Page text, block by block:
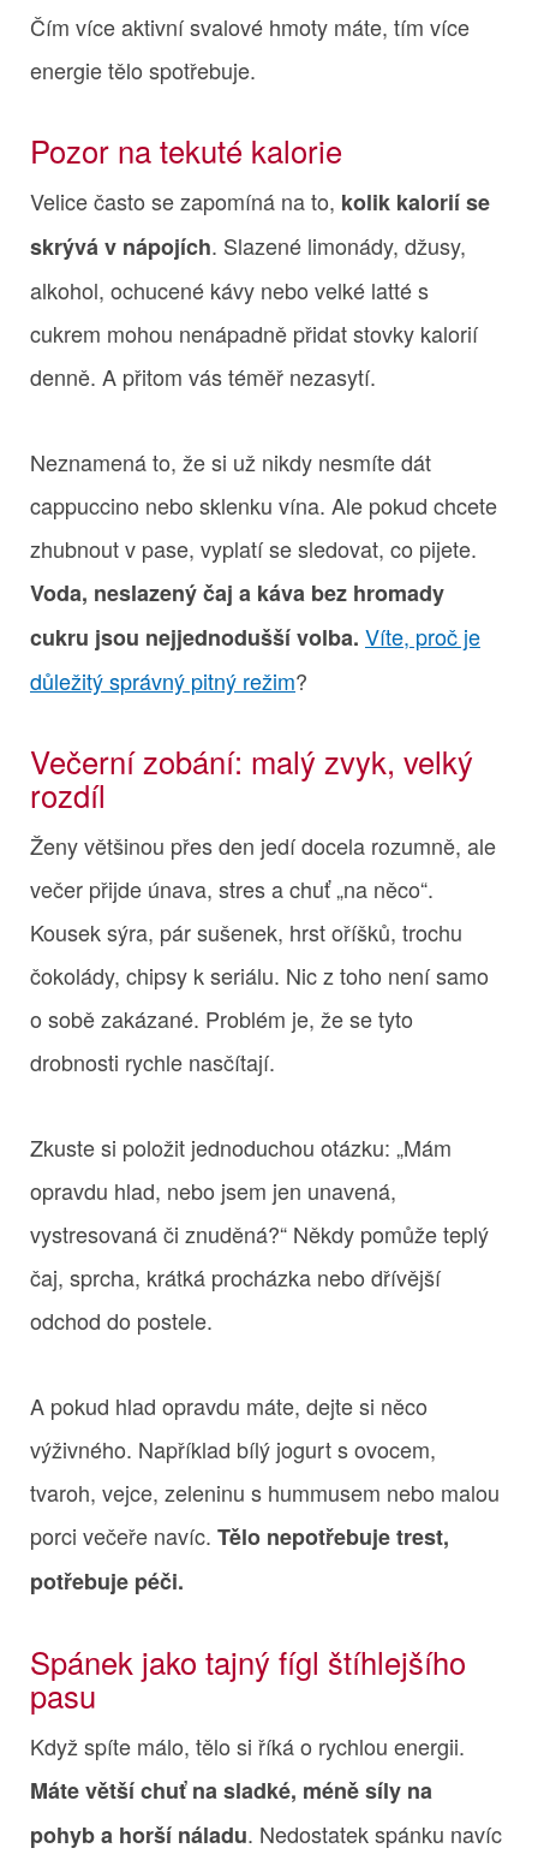
Čím více aktivní svalové hmoty máte, tím více
energie tělo spotřebuje.
Pozor na tekuté kalorie
Velice často se zapomíná na to, kolik kalorií se
skrývá v nápojích. Slazené limonády, džusy,
alkohol, ochucené kávy nebo velké latté s
cukrem mohou nenápadně přidat stovky kalorií
denně. A přitom vás téměř nezasytí.
Neznamená to, že si už nikdy nesmíte dát
cappuccino nebo sklenku vína. Ale pokud chcete
zhubnout v pase, vyplatí se sledovat, co pijete.
Voda, neslazený čaj a káva bez hromady
cukru jsou nejjednodušší volba. Víte, proč je
důležitý správný pitný režim?
Večerní zobání: malý zvyk, velký
rozdíl
Ženy většinou přes den jedí docela rozumně, ale
večer přijde únava, stres a chuť „na něco“.
Kousek sýra, pár sušenek, hrst oříšků, trochu
čokolády, chipsy k seriálu. Nic z toho není samo
o sobě zakázané. Problém je, že se tyto
drobnosti rychle nasčítají.
Zkuste si položit jednoduchou otázku: „Mám
opravdu hlad, nebo jsem jen unavená,
vystresovaná či znuděná?“ Někdy pomůže teplý
čaj, sprcha, krátká procházka nebo dřívější
odchod do postele.
A pokud hlad opravdu máte, dejte si něco
výživného. Například bílý jogurt s ovocem,
tvaroh, vejce, zeleninu s hummusem nebo malou
porci večeře navíc. Tělo nepotřebuje trest,
potřebuje péči.
Spánek jako tajný fígl štíhlejšího
pasu
Když spíte málo, tělo si říká o rychlou energii.
Máte větší chuť na sladké, méně síly na
pohyb a horší náladu. Nedostatek spánku navíc